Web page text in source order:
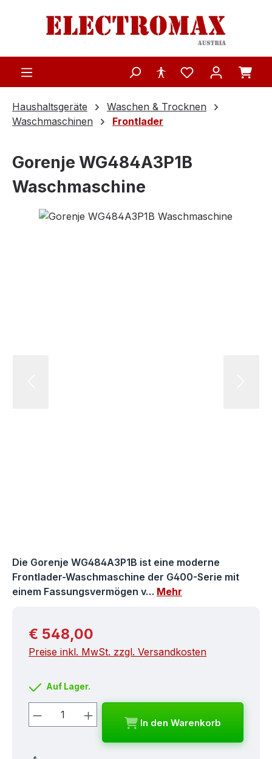
Zum Hauptinhalt springen
Haushaltsgeräte
Waschen & Trocknen
Waschmaschinen
Frontlader
Gorenje WG484A3P1B
Waschmaschine
Bildergalerie überspringen
Die Gorenje WG484A3P1B ist eine moderne
Frontlader-Waschmaschine der G400-Serie mit
einem Fassungsvermögen v… Mehr
Regulärer Preis:
€ 548,00
Preise inkl. MwSt. zzgl. Versandkosten
Auf Lager.
Produkt Anzahl: Gib den
In den Warenkorb